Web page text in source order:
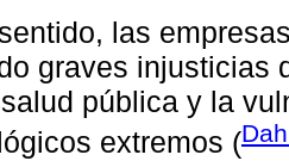
las
graves injusticias
pública y la
extremos (